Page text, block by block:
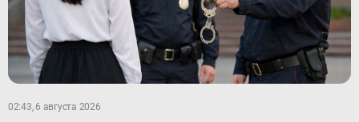
02:43, 6 августа 2026